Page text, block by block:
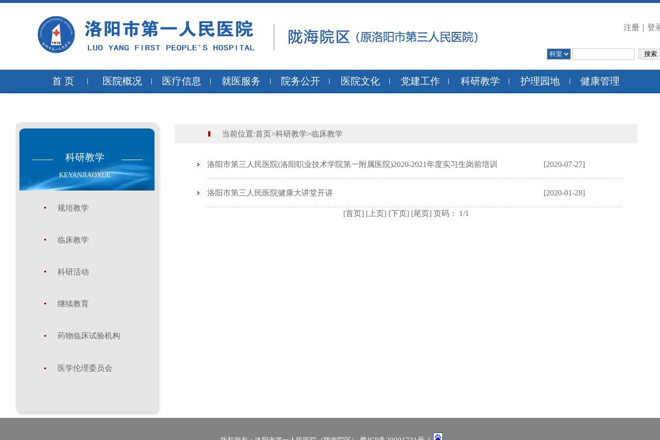
注册 登
首 页 医院概况 医疗信息 就医服务 院务公开 医院文化 党建工作 科研教学 护理园地 健康管理
科研教学
KEYANJIAOXUE
规培教学
临床教学
科研活动
继续教育
药物临床试验机构
医学伦理委员会
当前位置:首页>科研教学>临床教学
洛阳市第三人民医院(洛阳职业技术学院第一附属医院)2020-2021年度实习生岗前培训 [2020-07-27]
洛阳市第三人民医院健康大讲堂开讲 [2020-01-28]
[首页] [上页] [下页] [尾页] 页码： 1/1